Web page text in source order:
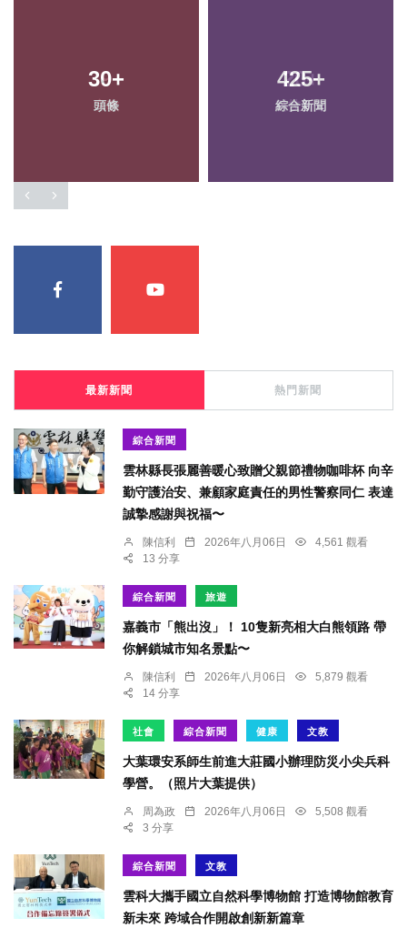
30+
頭條
425+
綜合新聞
最新新聞 熱門新聞
綜合新聞
雲林縣長張麗善暖心致贈父親節禮物咖啡杯 向辛
勤守護治安、兼顧家庭責任的男性警察同仁 表達
誠摯感謝與祝福〜
陳信利 2026年八月06日
4,561 觀看
13 分享
綜合新聞 旅遊
嘉義市「熊出沒」！ 10隻新亮相大白熊領路 帶
你解鎖城市知名景點〜
陳信利 2026年八月06日
5,879 觀看
14 分享
社會 綜合新聞 健康 文教
大葉環安系師生前進大莊國小辦理防災小尖兵科
學營。（照片大葉提供）
周為政 2026年八月06日
5,508 觀看
3 分享
綜合新聞 文教
雲科大攜手國立自然科學博物館 打造博物館教育
新未來 跨域合作開啟創新新篇章